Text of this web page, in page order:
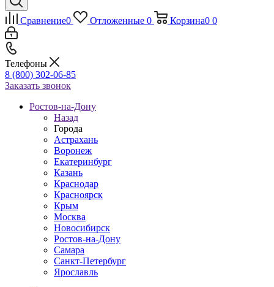
Сравнение0 Отложенные 0 Корзина0 0
Телефоны
8 (800) 302-06-85
Заказать звонок
Ростов-на-Дону
Назад
Города
Астрахань
Воронеж
Екатеринбург
Казань
Краснодар
Красноярск
Крым
Москва
Новосибирск
Ростов-на-Дону
Самара
Санкт-Петербург
Ярославль